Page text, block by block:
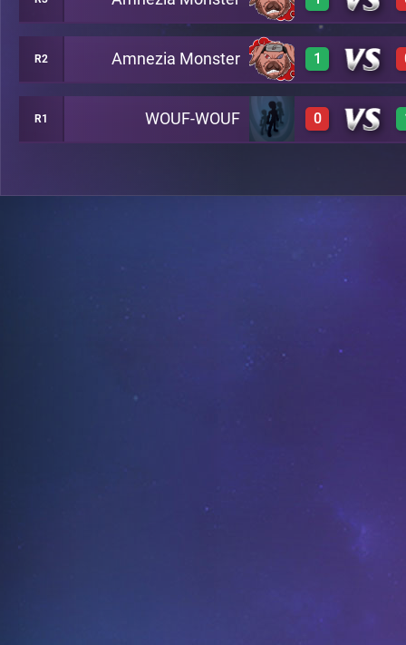
3 A6
3 A7
R2 Amnezia Monster 1
3 B8
R1 WOUF-WOUF 0